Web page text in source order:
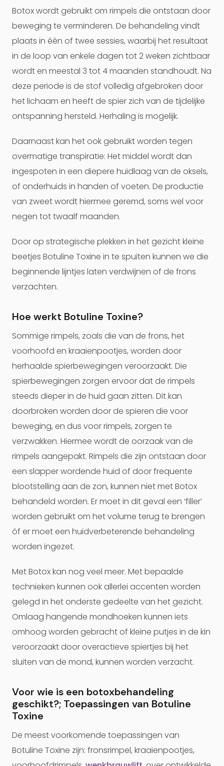
Botox wordt gebruikt om rimpels die ontstaan door
beweging te verminderen. De behandeling vindt
plaats in één of twee sessies, waarbij het resultaat
in de loop van enkele dagen tot 2 weken zichtbaar
wordt en meestal 3 tot 4 maanden standhoudt. Na
deze periode is de stof volledig afgebroken door
het lichaam en heeft de spier zich van de tijdelijke
ontspanning hersteld. Herhaling is mogelijk.
Daarnaast kan het ook gebruikt worden tegen
overmatige transpiratie: Het middel wordt dan
ingespoten in een diepere huidlaag van de oksels,
of onderhuids in handen of voeten. De productie
van zweet wordt hiermee geremd, soms wel voor
negen tot twaalf maanden.
Door op strategische plekken in het gezicht kleine
beetjes Botuline Toxine in te spuiten kunnen we die
beginnende lijntjes laten verdwijnen of de frons
verzachten.
Hoe werkt Botuline Toxine?
Sommige rimpels, zoals die van de frons, het
voorhoofd en kraaienpootjes, worden door
herhaalde spierbewegingen veroorzaakt. Die
spierbewegingen zorgen ervoor dat de rimpels
steeds dieper in de huid gaan zitten. Dit kan
doorbroken worden door de spieren die voor
beweging, en dus voor rimpels, zorgen te
verzwakken. Hiermee wordt de oorzaak van de
rimpels aangepakt. Rimpels die zijn ontstaan door
een slapper wordende huid of door frequente
blootstelling aan de zon, kunnen niet met Botox
behandeld worden. Er moet in dit geval een ‘filler’
worden gebruikt om het volume terug te brengen
óf er moet een huidverbeterende behandeling
worden ingezet.
Met Botox kan nog veel meer. Met bepaalde
technieken kunnen ook allerlei accenten worden
gelegd in het onderste gedeelte van het gezicht.
Omlaag hangende mondhoeken kunnen iets
omhoog worden gebracht of kleine putjes in de kin
veroorzaakt door overactieve spiertjes bij het
sluiten van de mond, kunnen worden verzacht.
Voor wie is een botoxbehandeling
geschikt?; Toepassingen van Botuline
Toxine
De meest voorkomende toepassingen van
Botuline Toxine zijn: fronsrimpel, kraaienpootjes,